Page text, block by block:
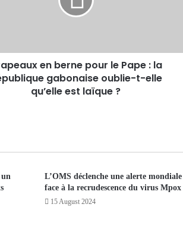
en berne pour le Pape : la
gabonaise oublie-t-elle
qu’elle est laïque ?
L’OMS déclenche une alerte mondiale
face à la recrudescence du virus Mpox
15 August 2024